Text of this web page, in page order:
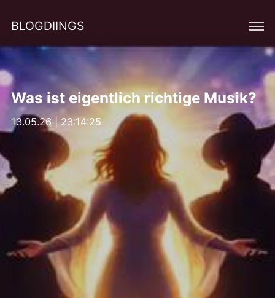
BLOGDIINGS
Was ist eigentlich richtige Musik?
13.05.26 | 23:14:25